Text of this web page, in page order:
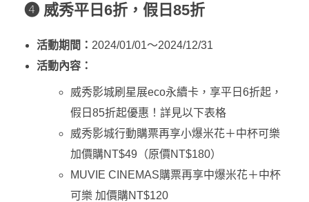
❹ 威秀平日6折，假日85折
活動期間： 2024/01/01～2024/12/31
活動內容：
威秀影城刷星展eco永續卡，享平日6折起，
假日85折起優惠！詳見以下表格
威秀影城行動購票再享小爆米花＋中杯可樂
加價購NT$49（原價NT$180）
MUVIE CINEMAS購票再享中爆米花＋中杯
可樂 加價購NT$120